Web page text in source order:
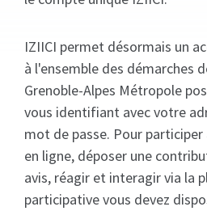
IZIICI permet désormais un
à l'ensemble des démarches
Grenoble-Alpes Métropole
vous identifiant avec votre
mot de passe. Pour
en ligne, déposer une
avis, réagir et interagir via la
participative vous devez